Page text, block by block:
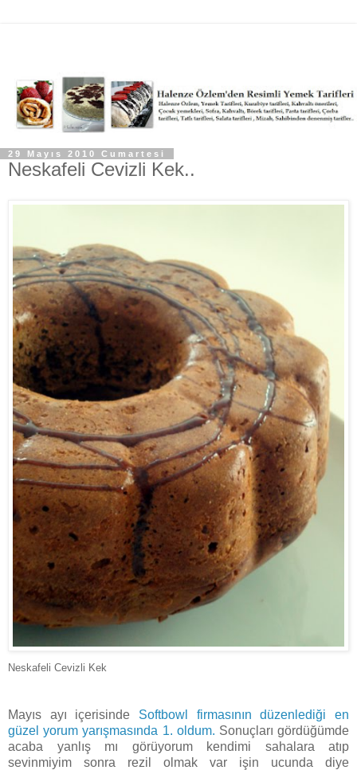
29 Mayıs 2010 Cumartesi
Neskafeli Cevizli Kek..
Neskafeli Cevizli Kek
Mayıs ayı içerisinde Softbowl firmasının düzenlediği en
güzel yorum yarışmasında 1. oldum. Sonuçları gördüğümde
acaba yanlış mı görüyorum kendimi sahalara atıp
sevinmiyim sonra rezil olmak var işin ucunda diye